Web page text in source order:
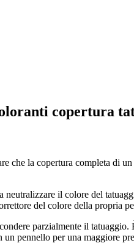
copertura
la copertura completa di
il colore del
del colore della propria
parzialmente il
pennello per una maggiore